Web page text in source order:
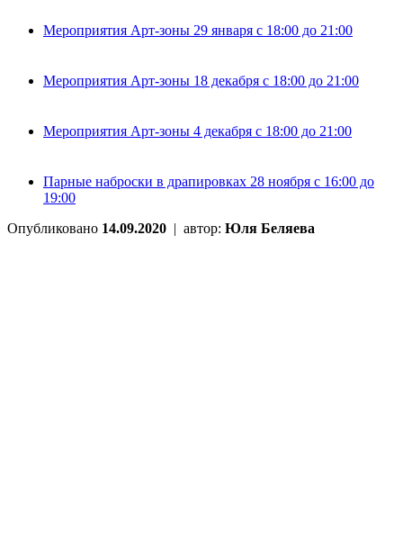
Мероприятия Арт-зоны 29 января с 18:00 до 21:00
Мероприятия Арт-зоны 18 декабря с 18:00 до 21:00
Мероприятия Арт-зоны 4 декабря с 18:00 до 21:00
Парные наброски в драпировках 28 ноября с 16:00 до
19:00
Опубликовано 14.09.2020 | автор: Юля Беляева